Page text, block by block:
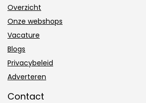
Overzicht
Onze webshops
Vacature
Blogs
Privacybeleid
Adverteren
Contact